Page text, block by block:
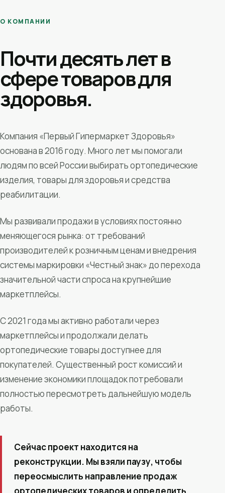
О КОМПАНИИ
Почти десять лет в
сфере товаров для
здоровья.
Компания «Первый Гипермаркет Здоровья»
основана в 2016 году. Много лет мы помогали
людям по всей России выбирать ортопедические
изделия, товары для здоровья и средства
реабилитации.
Мы развивали продажи в условиях постоянно
меняющегося рынка: от требований
производителей к розничным ценам и внедрения
системы маркировки «Честный знак» до перехода
значительной части спроса на крупнейшие
маркетплейсы.
С 2021 года мы активно работали через
маркетплейсы и продолжали делать
ортопедические товары доступнее для
покупателей. Существенный рост комиссий и
изменение экономики площадок потребовали
полностью пересмотреть дальнейшую модель
работы.
Сейчас проект находится на
реконструкции. Мы взяли паузу, чтобы
переосмыслить направление продаж